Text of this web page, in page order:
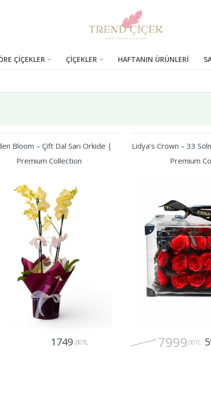
ÇİÇEKLER ÇİÇEKLER HAFTANIN ÜRÜNLERİ
Bloom – Çift Dal Sarı Orkide |
Premium Collection
1749 ,00 TL
Lidya’s Crown – 33
Premium
7999,00 TL